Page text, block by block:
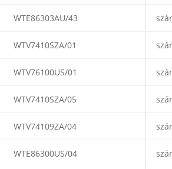
WTE86303AU/43
WTV7410SZA/01
WTV76100US/01
WTV7410SZA/05
WTV74109ZA/04
WTE86300US/04